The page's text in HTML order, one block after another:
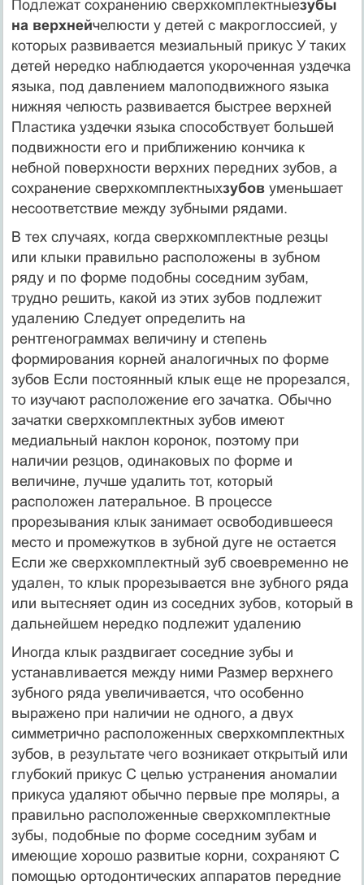
Подлежат сохранению сверхкомплектныезубы
на верхнейчелюсти у детей с макроглоссией, у
которых развивается мезиальный прикус У таких
детей нередко наблюдается уко­роченная уздечка
языка, под давлением малоподвижного языка
нижняя челюсть развивается быстрее верхней
Пластика уздечки языка способствует большей
подвижности его и приближению кончика к
небной поверхности верхних передних зубов, а
сохранение сверхкомплектныхзубовуменьшает
несоответствие между зубными рядами.
В тех случаях, когда сверхкомплектные резцы
или клыки правильно расположены в зубном
ряду и по форме подобны соседним зубам,
трудно решить, какой из этих зубов подлежит
удалению Следует определить на
рентгенограммах величину и степень
формирования корней аналогичных по форме
зубов Если постоянный клык еще не прорезался,
то изучают распо­ложение его зачатка. Обычно
зачатки сверхкомплектных зубов имеют
медиальный наклон коронок, поэтому при
наличии резцов, одинаковых по форме и
величине, лучше удалить тот, который
расположен латеральное. В процессе
прорезывания клык занимает освободившееся
место и промежутков в зубной дуге не остается
Если же сверхкомплектный зуб своевременно не
удален, то клык прорезывается вне зубного ряда
или вытесняет один из соседних зубов, который в
дальнейшем нередко под­лежит удалению
Иногда клык раздвигает соседние зубы и
устанавливается между ними Размер верхнего
зубного ряда увеличивается, что особенно
выражено при наличии не одного, а двух
симметрич­но расположенных сверхкомплектных
зубов, в результате чего возникает открытый или
глубокий прикус С целью устранения аномалии
прикуса удаляют обычно первые пре моляры, а
пра­вильно расположенные сверхкомплектные
зубы, подобные по форме соседним зубам и
имеющие хорошо развитые корни, сохраняют С
помощью ортодонтических аппаратов передние